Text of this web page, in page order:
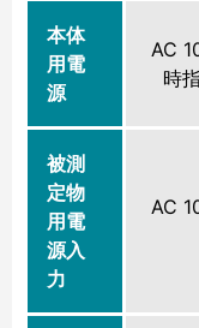
本体
用電
源
AC
時
被測
定物
用電
源入
力
AC